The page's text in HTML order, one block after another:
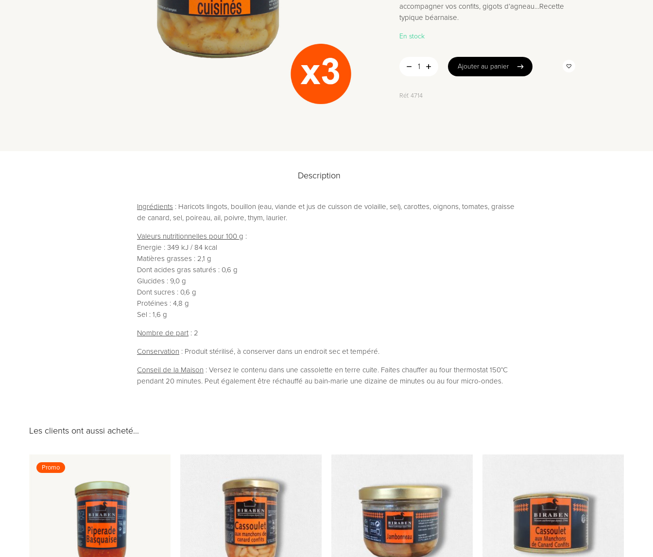
accompagner vos confits, gigots d’agneau…Recette
typique béarnaise.
En stock
Ajouter au panier
Ajouter au panier
Réf.4714
Description
Ingrédients : Haricots lingots, bouillon (eau, viande et jus de cuisson de volaille, sel), carottes, oignons, tomates, graisse
de canard, sel, poireau, ail, poivre, thym, laurier.
Valeurs nutritionnelles pour 100 g :
Energie : 349 kJ / 84 kcal
Matières grasses : 2,1 g
Dont acides gras saturés : 0,6 g
Glucides : 9,0 g
Dont sucres : 0,6 g
Protéines : 4,8 g
Sel : 1,6 g
Nombre de part : 2
Conservation : Produit stérilisé, à conserver dans un endroit sec et tempéré.
Conseil de la Maison : Versez le contenu dans une cassolette en terre cuite. Faites chauffer au four thermostat 150°C
pendant 20 minutes. Peut également être réchauffé au bain-marie une dizaine de minutes ou au four micro-ondes.
Les clients ont aussi acheté...
Promo